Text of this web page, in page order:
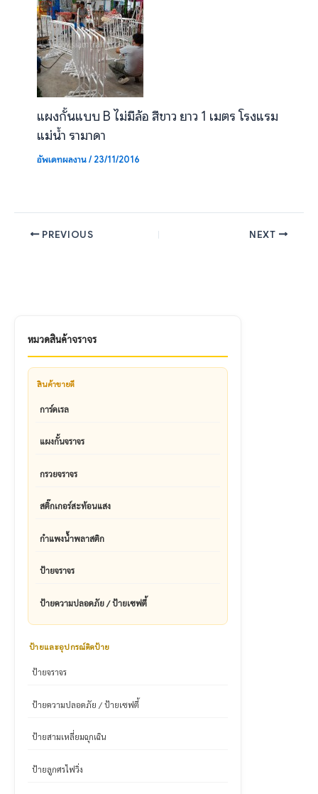
หมวดสินค้าจราจร
สินค้าขายดี
การ์ดเรล
แผงกั้นจราจร
กรวยจราจร
สติ๊กเกอร์สะท้อนแสง
กำแพงน้ำพลาสติก
ป้ายจราจร
ป้ายความปลอดภัย / ป้ายเซฟตี้
ป้ายและอุปกรณ์ติดป้าย
ป้ายจราจร
ป้ายความปลอดภัย / ป้ายเซฟตี้
ป้ายสามเหลี่ยมฉุกเฉิน
ป้ายลูกศรไฟวิ่ง
แผงกั้นแบบ B ไม่มีล้อ สีขาว ยาว 1 เมตร โรงแรม
แม่น้ำ รามาดา
อัพเดทผลงาน/23/11/2016
PREVIOUS NEXT